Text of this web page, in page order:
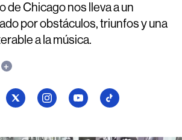
de Chicago nos lleva a un
por obstáculos, triunfos y una
a la música.
Seguí
en
Seguí
en
Seguí
en
Seguí
en